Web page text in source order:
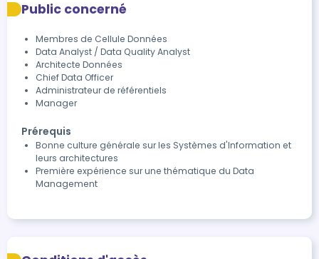
Public concerné
Membres de Cellule Données
Data Analyst / Data Quality Analyst
Architecte Données
Chief Data Officer
Administrateur de référentiels
Manager
Prérequis
Bonne culture générale sur les Systèmes d'Information et
leurs architectures
Première expérience sur une thématique du Data
Management